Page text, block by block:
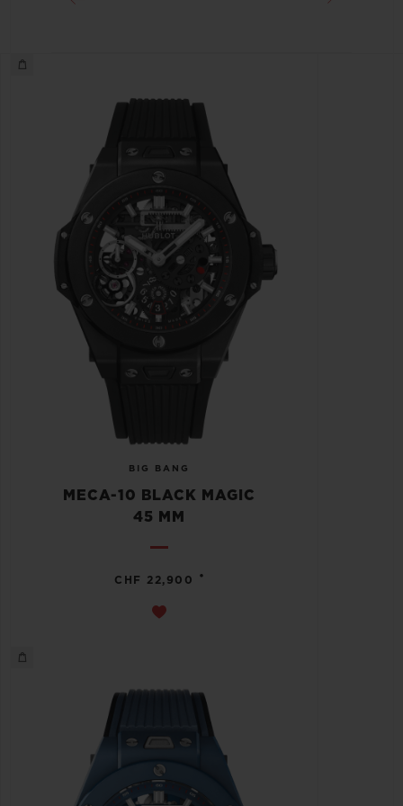
BIG BANG
MECA-10 BLACK MAGIC
45 MM
CHF 22,900 •